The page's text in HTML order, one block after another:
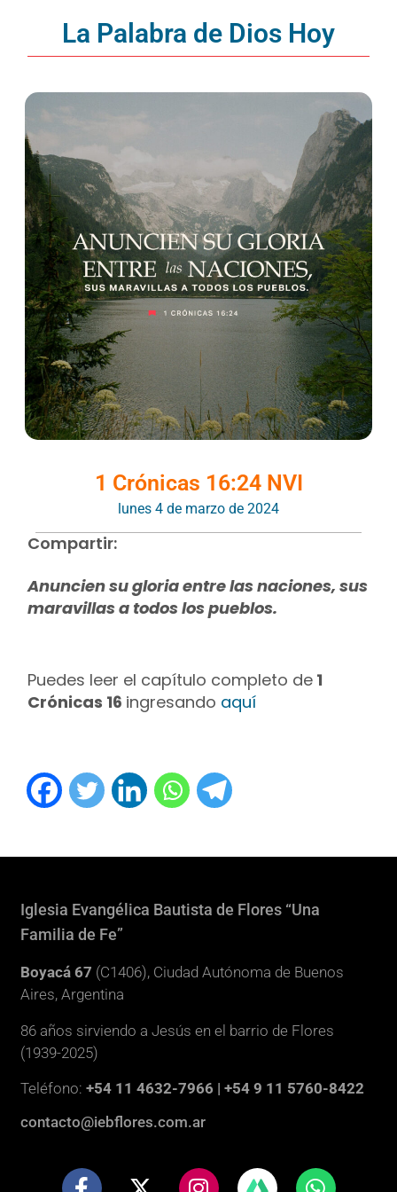
La Palabra de Dios Hoy
1 Crónicas 16:24 NVI
lunes 4 de marzo de 2024
Compartir:
Anuncien su gloria entre las naciones, sus
maravillas a todos los pueblos.
Puedes leer el capítulo completo de 1
Crónicas 16 ingresando aquí
Iglesia Evangélica Bautista de Flores “Una
Familia de Fe”
Boyacá 67 (C1406), Ciudad Autónoma de Buenos
Aires, Argentina
86 años sirviendo a Jesús en el barrio de Flores
(1939-2025)
Teléfono:+54 11 4632-7966 | +54 9 11 5760-8422
contacto@iebflores.com.ar
F
X
I
W